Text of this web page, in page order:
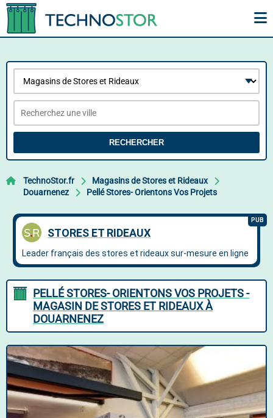
RECHERCHER
TechnoStor.fr
Magasins de Stores et Rideaux
Douarnenez
Pellé Stores- Orientons Vos Projets
PELLÉ STORES- ORIENTONS VOS PROJETS -
MAGASIN DE STORES ET RIDEAUX À
DOUARNENEZ